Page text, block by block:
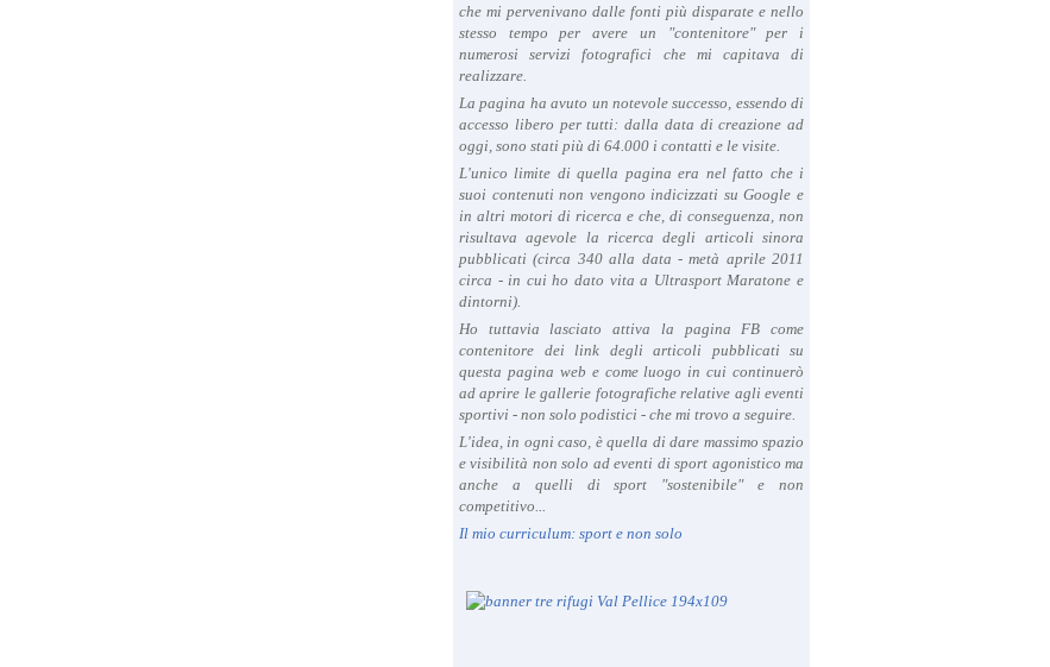
che mi pervenivano dalle fonti più disparate e nello
stesso tempo per avere un "contenitore" per i
numerosi servizi fotografici che mi capitava di
realizzare.
La pagina ha avuto un notevole successo, essendo di
accesso libero per tutti: dalla data di creazione ad
oggi, sono stati più di 64.000 i contatti e le visite.
L'unico limite di quella pagina era nel fatto che i
suoi contenuti non vengono indicizzati su Google e
in altri motori di ricerca e che, di conseguenza, non
risultava agevole la ricerca degli articoli sinora
pubblicati (circa 340 alla data - metà aprile 2011
circa - in cui ho dato vita a Ultrasport Maratone e
dintorni).
Ho tuttavia lasciato attiva la pagina FB come
contenitore dei link degli articoli pubblicati su
questa pagina web e come luogo in cui continuerò
ad aprire le gallerie fotografiche relative agli eventi
sportivi - non solo podistici - che mi trovo a seguire.
L'idea, in ogni caso, è quella di dare massimo spazio
e visibilità non solo ad eventi di sport agonistico ma
anche a quelli di sport "sostenibile" e non
competitivo...
Il mio curriculum: sport e non solo